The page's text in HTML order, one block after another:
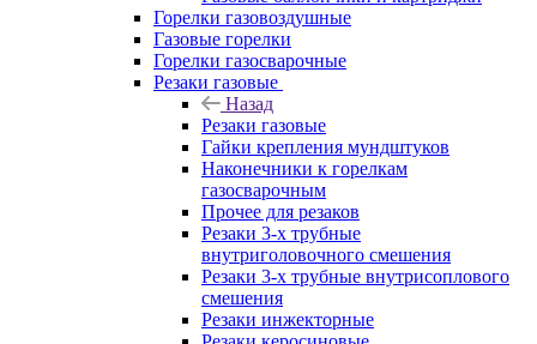
Горелки газовоздушные
Газовые горелки
Горелки газосварочные
Резаки газовые
Назад
Резаки газовые
Гайки крепления мундштуков
Наконечники к горелкам
газосварочным
Прочее для резаков
Резаки 3-х трубные
внутриголовочного смешения
Резаки 3-х трубные внутрисоплового
смешения
Резаки инжекторные